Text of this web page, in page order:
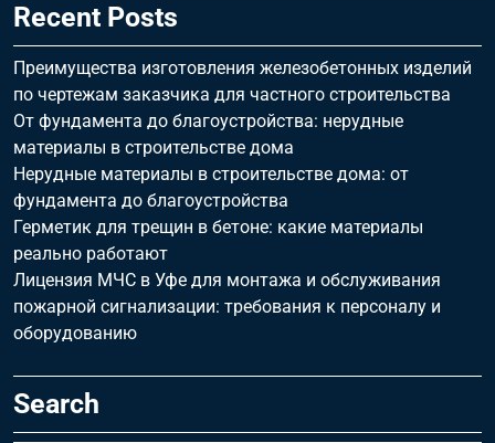
Recent Posts
Преимущества изготовления железобетонных изделий
по чертежам заказчика для частного строительства
От фундамента до благоустройства: нерудные
материалы в строительстве дома
Нерудные материалы в строительстве дома: от
фундамента до благоустройства
Герметик для трещин в бетоне: какие материалы
реально работают
Лицензия МЧС в Уфе для монтажа и обслуживания
пожарной сигнализации: требования к персоналу и
оборудованию
Search